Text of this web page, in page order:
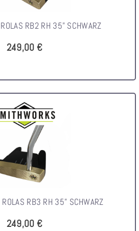
RB2 RH 35" SCHWARZ
249,00 €
ROLAS RB3 RH 35" SCHWARZ
249,00 €